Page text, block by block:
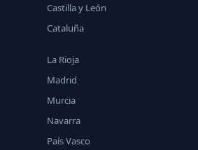
Castilla y León
Cataluña
La Rioja
Madrid
Murcia
Navarra
País Vasco